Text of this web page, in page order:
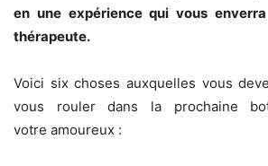
en une expérience qui vous
thérapeute.
Voici six choses auxquelles vous
vous rouler dans la prochaine
votre amoureux :